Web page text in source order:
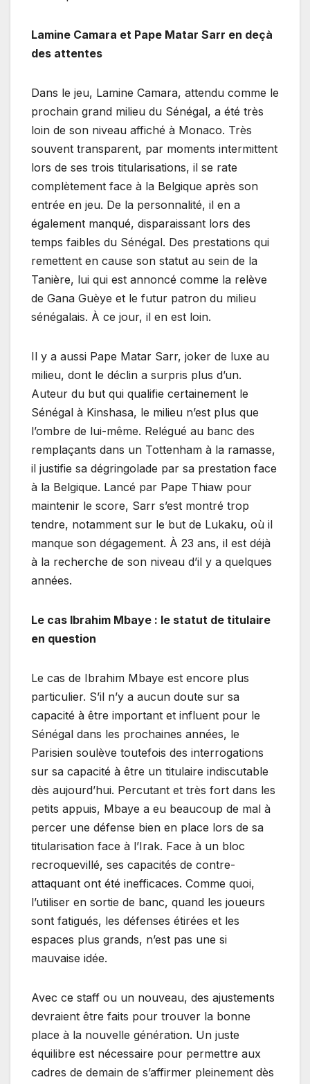
Lamine Camara et Pape Matar Sarr en deçà
des attentes
Dans le jeu, Lamine Camara, attendu comme le
prochain grand milieu du Sénégal, a été très
loin de son niveau affiché à Monaco. Très
souvent transparent, par moments intermittent
lors de ses trois titularisations, il se rate
complètement face à la Belgique après son
entrée en jeu. De la personnalité, il en a
également manqué, disparaissant lors des
temps faibles du Sénégal. Des prestations qui
remettent en cause son statut au sein de la
Tanière, lui qui est annoncé comme la relève
de Gana Guèye et le futur patron du milieu
sénégalais. À ce jour, il en est loin.
Il y a aussi Pape Matar Sarr, joker de luxe au
milieu, dont le déclin a surpris plus d’un.
Auteur du but qui qualifie certainement le
Sénégal à Kinshasa, le milieu n’est plus que
l’ombre de lui-même. Relégué au banc des
remplaçants dans un Tottenham à la ramasse,
il justifie sa dégringolade par sa prestation face
à la Belgique. Lancé par Pape Thiaw pour
maintenir le score, Sarr s’est montré trop
tendre, notamment sur le but de Lukaku, où il
manque son dégagement. À 23 ans, il est déjà
à la recherche de son niveau d’il y a quelques
années.
Le cas Ibrahim Mbaye : le statut de titulaire
en question
Le cas de Ibrahim Mbaye est encore plus
particulier. S’il n’y a aucun doute sur sa
capacité à être important et influent pour le
Sénégal dans les prochaines années, le
Parisien soulève toutefois des interrogations
sur sa capacité à être un titulaire indiscutable
dès aujourd’hui. Percutant et très fort dans les
petits appuis, Mbaye a eu beaucoup de mal à
percer une défense bien en place lors de sa
titularisation face à l’Irak. Face à un bloc
recroquevillé, ses capacités de contre-
attaquant ont été inefficaces. Comme quoi,
l’utiliser en sortie de banc, quand les joueurs
sont fatigués, les défenses étirées et les
espaces plus grands, n’est pas une si
mauvaise idée.
Avec ce staff ou un nouveau, des ajustements
devraient être faits pour trouver la bonne
place à la nouvelle génération. Un juste
équilibre est nécessaire pour permettre aux
cadres de demain de s’affirmer pleinement dès